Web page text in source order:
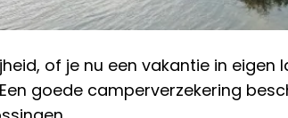
of je nu een vakantie in
goede camperverzekering